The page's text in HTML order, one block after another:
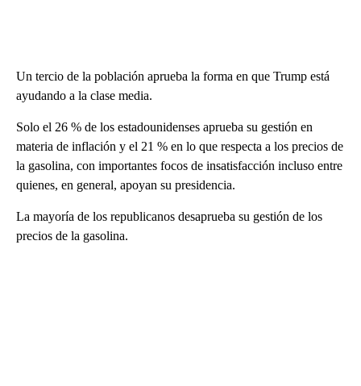
Un tercio de la población aprueba la forma en que Trump está
ayudando a la clase media.
Solo el 26 % de los estadounidenses aprueba su gestión en
materia de inflación y el 21 % en lo que respecta a los precios de
la gasolina, con importantes focos de insatisfacción incluso entre
quienes, en general, apoyan su presidencia.
La mayoría de los republicanos desaprueba su gestión de los
precios de la gasolina.